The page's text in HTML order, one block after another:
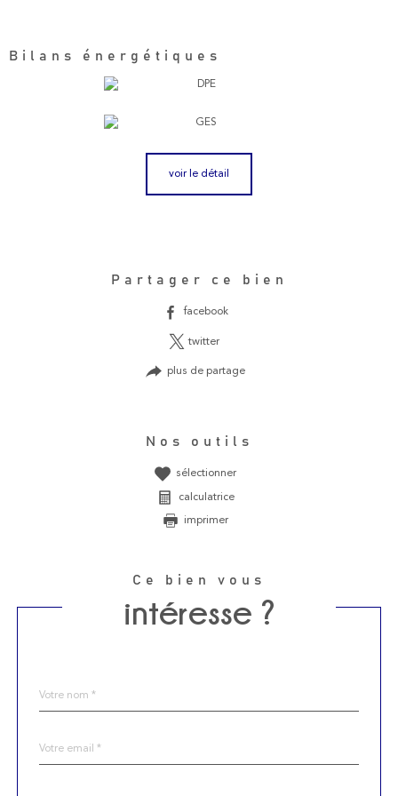
Bilans énergétiques
voir le détail
Partager ce bien
facebook
twitter
plus de partage
Nos outils
sélectionner
calculatrice
imprimer
Ce bien vous
intéresse ?
*
*